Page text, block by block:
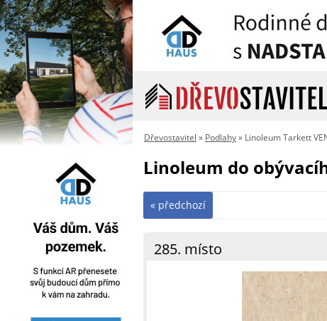
Dřevostavitel » Podlahy» Linoleum Tarkett
Linoleum do
« předchozí
285. místo